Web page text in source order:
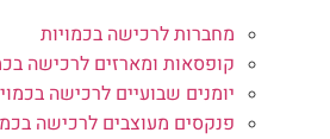
מחברות לרכישה בכמויות
קופסאות ומארזים לרכישה
יומנים שבועיים לרכישה
פנקסים מעוצבים לרכישה